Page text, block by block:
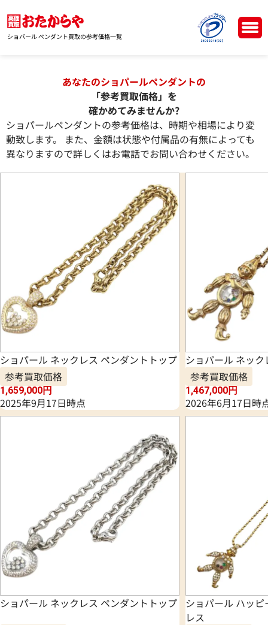
ショパール ペンダント買取の参考価格一覧
あなたのショパールペンダントの
「参考買取価格」を
確かめてみませんか?
ショパールペンダントの参考価格は、時期や相場により変
動致します。 また、金額は状態や付属品の有無によっても
異なりますので詳しくはお電話でお問い合わせください。
ショパール ネックレス ペンダントトップ
参考買取価格
1,659,000円
2025年9月17日時点
ショパール ネック
参考買取価格
1,467,000円
2026年6月17日時
ショパール ネックレス ペンダントトップ
ショパール ハッ
レス